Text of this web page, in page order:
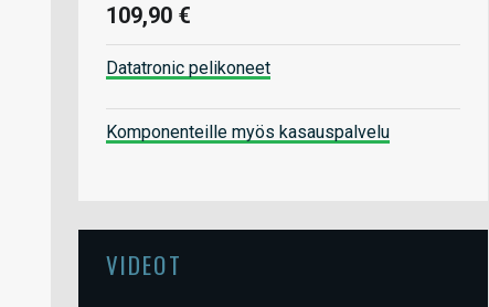
109,90 €
Datatronic pelikoneet
Komponenteille myös kasauspalvelu
VIDEOT